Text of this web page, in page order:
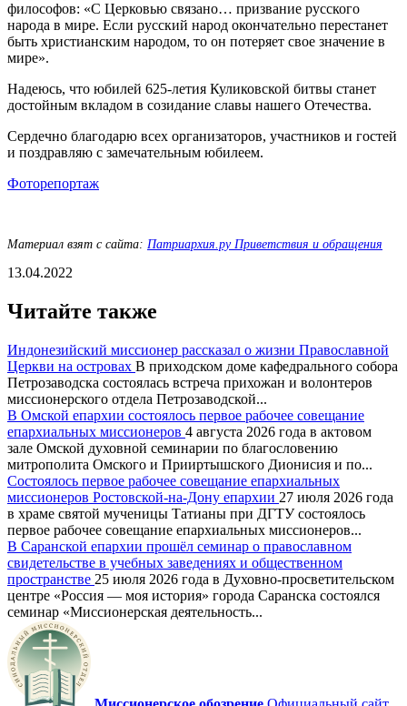
философов: «С Церковью связано… призвание русского
народа в мире. Если русский народ окончательно перестанет
быть христианским народом, то он потеряет свое значение в
мире».
Надеюсь, что юбилей 625-летия Куликовской битвы станет
достойным вкладом в созидание славы нашего Отечества.
Сердечно благодарю всех организаторов, участников и гостей
и поздравляю с замечательным юбилеем.
Фоторепортаж
Материал взят с сайта: Патриархия.ру Приветствия и обращения
13.04.2022
Читайте также
Индонезийский миссионер рассказал о жизни Православной
Церкви на островах В приходском доме кафедрального собора
Петрозаводска состоялась встреча прихожан и волонтеров
миссионерского отдела Петрозаводской...
В Омской епархии состоялось первое рабочее совещание
епархиальных миссионеров 4 августа 2026 года в актовом
зале Омской духовной семинарии по благословению
митрополита Омского и Прииртышского Дионисия и по...
Состоялось первое рабочее совещание епархиальных
миссионеров Ростовской-на-Дону епархии 27 июля 2026 года
в храме святой мученицы Татианы при ДГТУ состоялось
первое рабочее совещание епархиальных миссионеров...
В Саранской епархии прошёл семинар о православном
свидетельстве в учебных заведениях и общественном
пространстве 25 июля 2026 года в Духовно-просветительском
центре «Россия — моя история» города Саранска состоялся
семинар «Миссионерская деятельность...